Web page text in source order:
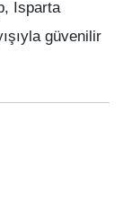
Isparta
güvenilir